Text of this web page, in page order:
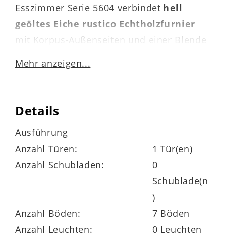
Esszimmer Serie 5604 verbindet hell
geöltes Eiche rustico Echtholzfurnier
mit Korpus-Außenseiten und einer Blende
matt anthrazitfarbenen Metallgriff sowie
Materialien und die stilvolle
moderne Eleganz aus.
Auch funktional weiß der Vitrinenschrank
voll und ganz zu überzeugen. Hinter den
großzügig eingebrachten edlen
Glaseinsätzen der gedämpften,
rechtsseitig angeschlagenen Tür
Mehr anzeigen...
Details
Ausführung
Anzahl Türen:
1 Tür(en)
Anzahl Schubladen:
0
Schublade(n
)
Anzahl Böden:
7 Böden
Anzahl Leuchten:
0 Leuchten